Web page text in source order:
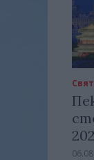
Свят